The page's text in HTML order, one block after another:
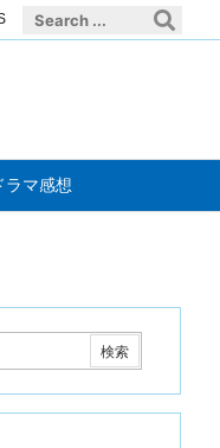
ラマ感想